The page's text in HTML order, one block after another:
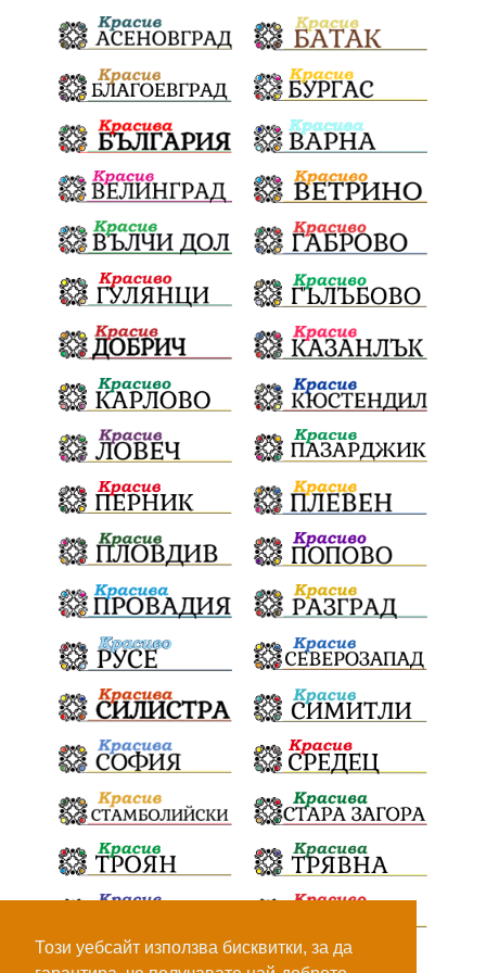
Този уебсайт използва бисквитки, за да
Полиграф ДетекторНаЛъжата МВР
ОбезпечителниМерки МестнаВласт Котел
СИК Ружица РайнаКнягиня
ВеселинОрешков Шофьори
НационаленШампион ОрлинОрлиновЕнчев
ВСС СъдебнаРеформа Шантаж
ПолитическиНатиск ЗаплахаЗаАрест
ПартияВеличие ЕкатеринаДафовска Тракия
ПТП Сливен КварталРечица Данъци
ПътнаИнфраструктура Асфалт
БрашноСтоименов ИстинскиХляб
БългарскоКачество Запис
ПолитическоЗадкулисие Микродрон
КомарДрон КитайскаТехнология
ВоенниТехнологии Наркотици Дрога
НелегалнаЛаборатория Байрактаров
НеНаНаркотиците